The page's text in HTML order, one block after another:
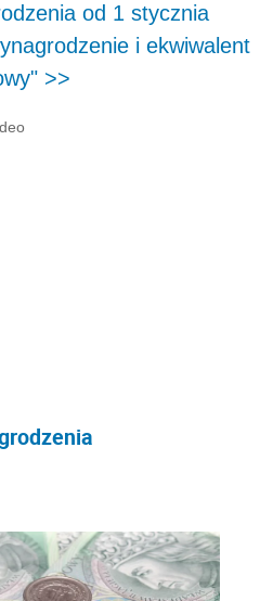
od 1 stycznia
i ekwiwalent
>>